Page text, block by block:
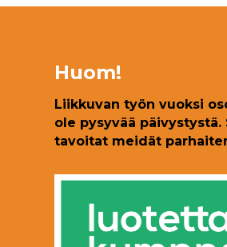
Huom!
Liikkuvan työn vuoksi
ole pysyvää päivystystä.
tavoitat meidät